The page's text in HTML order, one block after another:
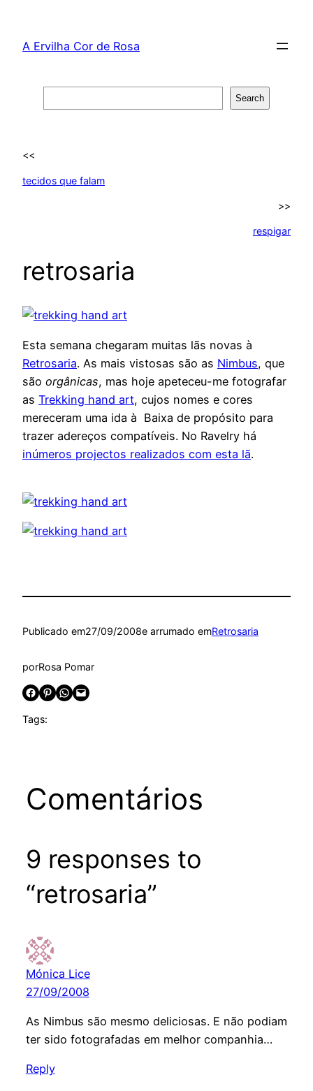
content
A Ervilha Cor de Rosa
Search
<<
tecidos que falam
>>
respigar
retrosaria
Esta semana chegaram muitas lãs novas à
Retrosaria. As mais vistosas são as Nimbus, que
são orgânicas, mas hoje apeteceu-me fotografar
as Trekking hand art, cujos nomes e cores
mereceram uma ida à Baixa de propósito para
trazer adereços compatíveis. No Ravelry há
inúmeros projectos realizados com esta lã.
Publicado em27/09/2008e arrumado emRetrosaria
porRosa Pomar
Share on Facebook Share on Pinterest Share on WhatsApp Email this Page
Tags:
Comentários
9 responses to
“retrosaria”
Mónica Lice
27/09/2008
As Nimbus são mesmo deliciosas. E não podiam
ter sido fotografadas em melhor companhia…
Reply